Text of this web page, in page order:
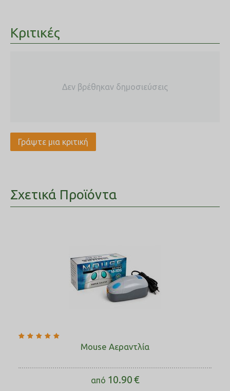
Κριτικές
Δεν βρέθηκαν δημοσιεύσεις
Γράψτε μια κριτική
Σχετικά Προϊόντα
Mouse Αεραντλία
από 10.90€